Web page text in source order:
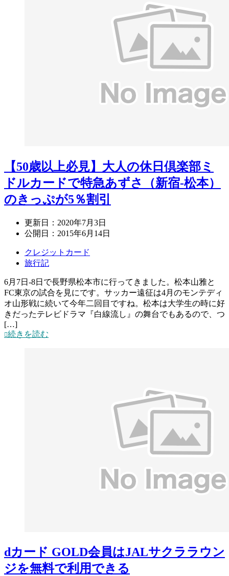
【50歳以上必見】大人の休日倶楽部ミ
ドルカードで特急あずさ（新宿-松本）
のきっぷが5％割引
更新日： 2020年7月3日
公開日： 2015年6月14日
クレジットカード
旅行記
6月7日-8日で長野県松本市に行ってきました。松本山雅と
FC東京の試合を見にです。サッカー遠征は4月のモンテディ
オ山形戦に続いて今年二回目ですね。松本は大学生の時に好
きだったテレビドラマ『白線流し』の舞台でもあるので、つ
[…]
続きを読む
dカード GOLD会員はJALサクララウン
ジを無料で利用できる